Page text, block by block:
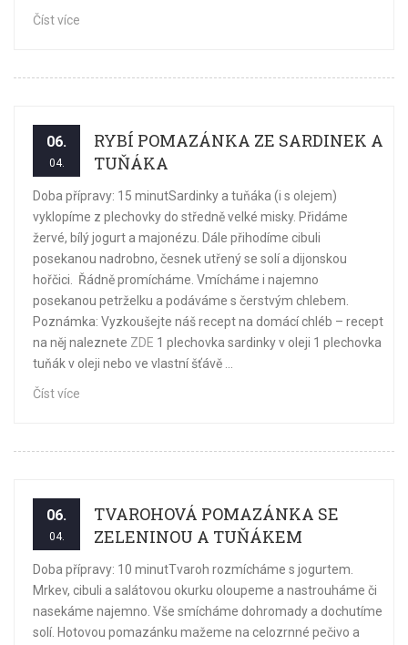
Číst více
06.
04.
RYBÍ POMAZÁNKA ZE SARDINEK A
TUŇÁKA
Doba přípravy: 15 minutSardinky a tuňáka (i s olejem)
vyklopíme z plechovky do středně velké misky. Přidáme
žervé, bílý jogurt a majonézu. Dále přihodíme cibuli
posekanou nadrobno, česnek utřený se solí a dijonskou
hořčici. Řádně promícháme. Vmícháme i najemno
posekanou petrželku a podáváme s čerstvým chlebem.
Poznámka: Vyzkoušejte náš recept na domácí chléb – recept
na něj naleznete ZDE 1 plechovka sardinky v oleji 1 plechovka
tuňák v oleji nebo ve vlastní šťávě ...
Číst více
06.
04.
TVAROHOVÁ POMAZÁNKA SE
ZELENINOU A TUŇÁKEM
Doba přípravy: 10 minutTvaroh rozmícháme s jogurtem.
Mrkev, cibuli a salátovou okurku oloupeme a nastrouháme či
nasekáme najemno. Vše smícháme dohromady a dochutíme
solí. Hotovou pomazánku mažeme na celozrnné pečivo a